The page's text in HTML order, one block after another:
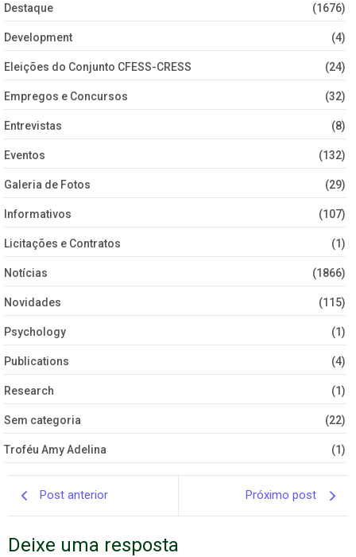
Destaque (1676)
Development (4)
Eleições do Conjunto CFESS-CRESS (24)
Empregos e Concursos (32)
Entrevistas (8)
Eventos (132)
Galeria de Fotos (29)
Informativos (107)
Licitações e Contratos (1)
Notícias (1866)
Novidades (115)
Psychology (1)
Publications (4)
Research (1)
Sem categoria (22)
Troféu Amy Adelina (1)
Post anterior Próximo post
Deixe uma resposta